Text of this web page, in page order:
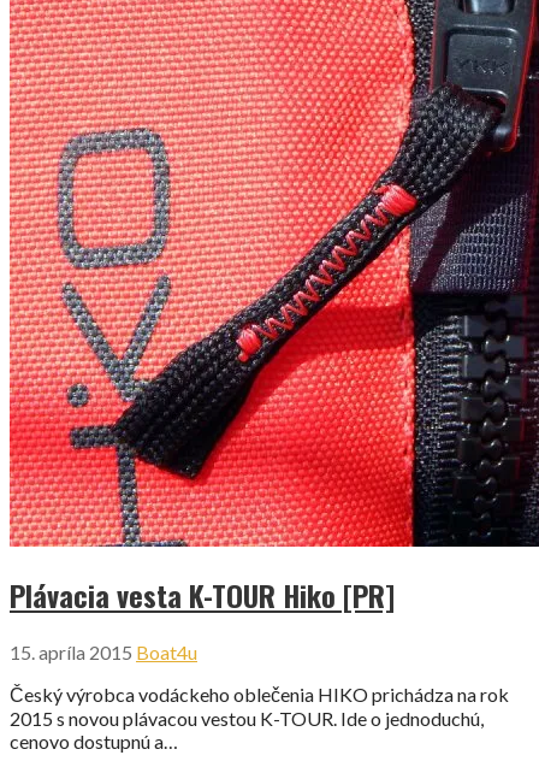
Plávacia vesta K-TOUR Hiko [PR]
15. apríla 2015 Boat4u
Český výrobca vodáckeho oblečenia HIKO prichádza na rok
2015 s novou plávacou vestou K-TOUR. Ide o jednoduchú,
cenovo dostupnú a…